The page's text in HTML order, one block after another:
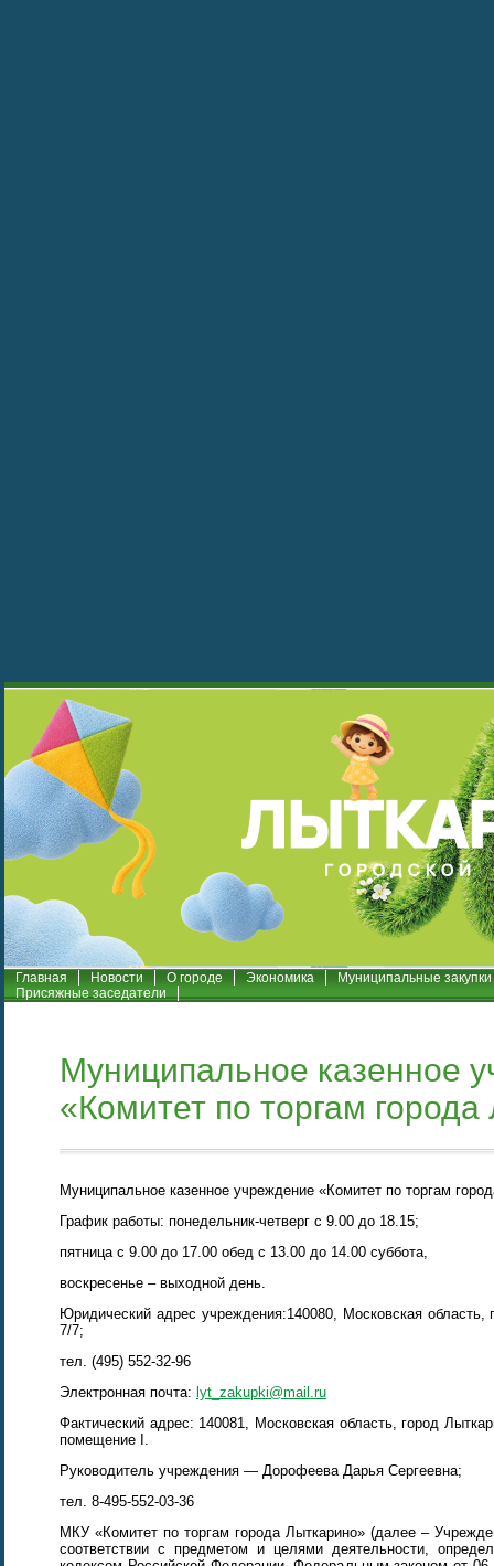
Главная Новости О городе Экономика
Муниципальные закупки
Присяжные заседатели
Муниципальное казенное
«Комитет по торгам
Муниципальное казенное учреждение «Комитет по торгам
График работы: понедельник-четверг с 9.00 до 18.15;
пятница с 9.00 до 17.00 обед с 13.00 до 14.00 суббота,
воскресенье – выходной день.
Юридический адрес учреждения:140080, Московская
7/7;
тел. (495) 552-32-96
Электронная почта: lyt_zakupki@mail.ru
Фактический адрес: 140081, Московская область, город
помещение I.
Руководитель учреждения — Дорофеева Дарья Сергеевна;
тел. 8-495-552-03-36
МКУ «Комитет по торгам города Лыткарино» (далее –
соответствии с предметом и целями деятельности,